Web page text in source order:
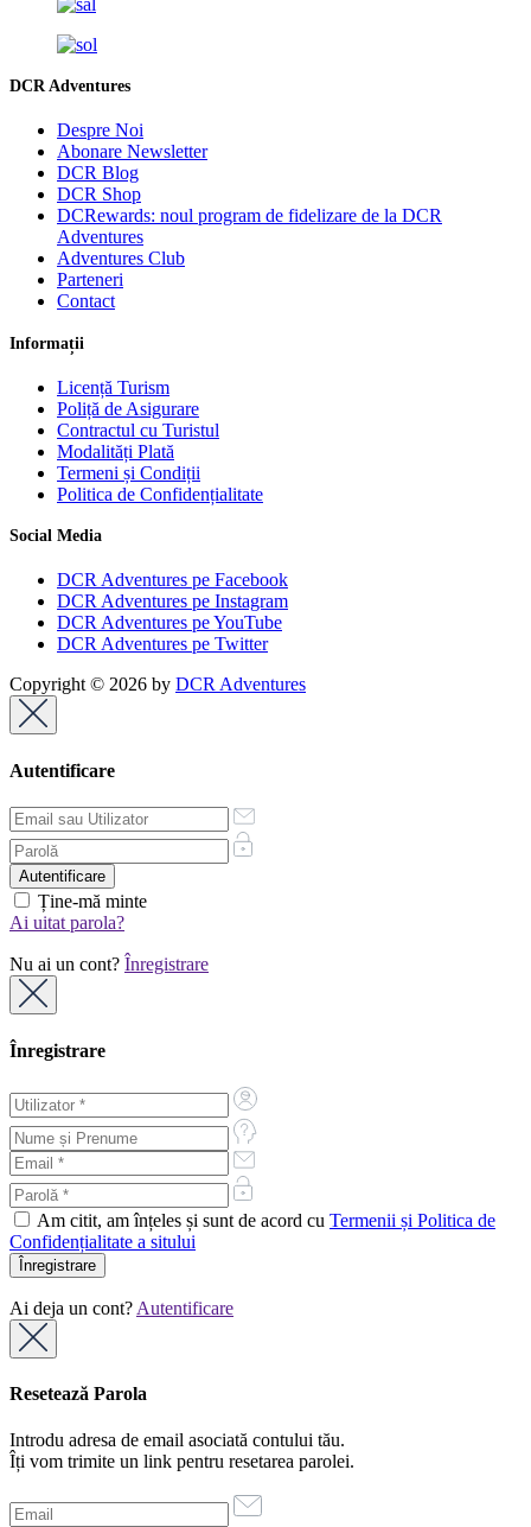
DCR Adventures
Despre Noi
Abonare Newsletter
DCR Blog
DCR Shop
DCRewards: noul program de fidelizare de la DCR
Adventures
Adventures Club
Parteneri
Contact
Informații
Licență Turism
Poliță de Asigurare
Contractul cu Turistul
Modalități Plată
Termeni și Condiții
Politica de Confidențialitate
Social Media
DCR Adventures pe Facebook
DCR Adventures pe Instagram
DCR Adventures pe YouTube
DCR Adventures pe Twitter
Copyright © 2026 by DCR Adventures
Autentificare
Ține-mă minte
Ai uitat parola?
Nu ai un cont? Înregistrare
Înregistrare
Am citit, am înțeles și sunt de acord cu Termenii și Politica de
Confidențialitate a sitului
Ai deja un cont? Autentificare
Resetează Parola
Introdu adresa de email asociată contului tău.
Îți vom trimite un link pentru resetarea parolei.